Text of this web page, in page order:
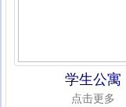
学生公寓
点击更多